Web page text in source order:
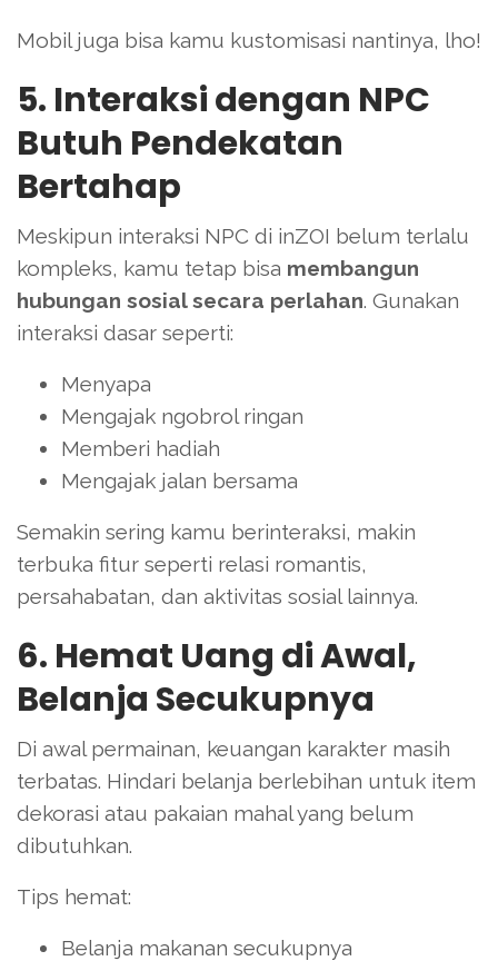
Mobil juga bisa kamu kustomisasi nantinya, lho!
5. Interaksi dengan NPC
Butuh Pendekatan
Bertahap
Meskipun interaksi NPC di inZOI belum terlalu
kompleks, kamu tetap bisa membangun
hubungan sosial secara perlahan. Gunakan
interaksi dasar seperti:
Menyapa
Mengajak ngobrol ringan
Memberi hadiah
Mengajak jalan bersama
Semakin sering kamu berinteraksi, makin
terbuka fitur seperti relasi romantis,
persahabatan, dan aktivitas sosial lainnya.
6. Hemat Uang di Awal,
Belanja Secukupnya
Di awal permainan, keuangan karakter masih
terbatas. Hindari belanja berlebihan untuk item
dekorasi atau pakaian mahal yang belum
dibutuhkan.
Tips hemat:
Belanja makanan secukupnya